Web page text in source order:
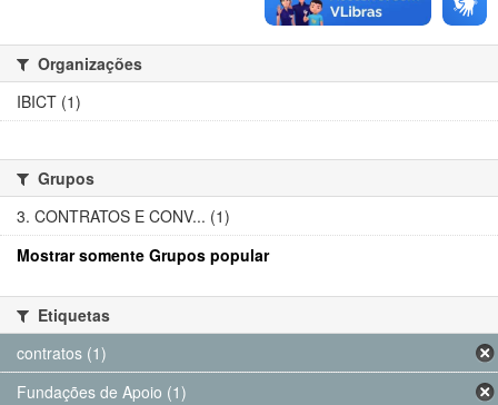
Organizações
IBICT (1)
Grupos
3. CONTRATOS E CONV... (1)
Mostrar somente Grupos popular
Etiquetas
contratos (1)
Fundações de Apoio (1)